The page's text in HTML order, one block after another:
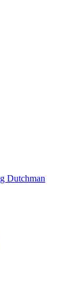
Dutchman